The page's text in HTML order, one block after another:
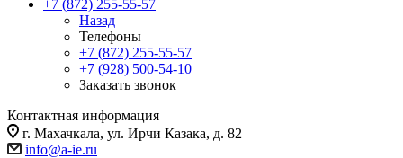
+7 (872) 255-55-57
Назад
Телефоны
+7 (872) 255-55-57
+7 (928) 500-54-10
Заказать звонок
Контактная информация
г. Махачкала, ул. Ирчи Казака, д. 82
info@a-ie.ru